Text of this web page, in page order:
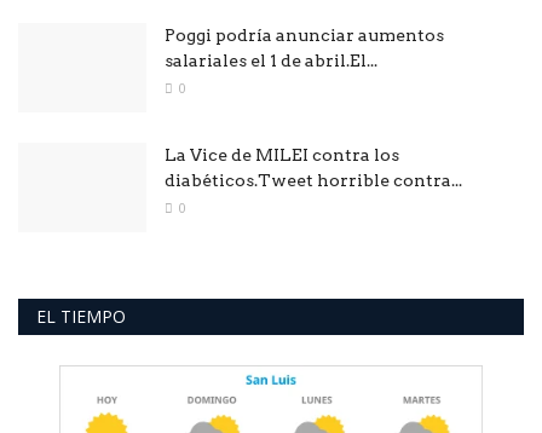
Poggi podría anunciar aumentos
salariales el 1 de abril.El...
0
La Vice de MILEI contra los
diabéticos.Tweet horrible contra...
0
EL TIEMPO